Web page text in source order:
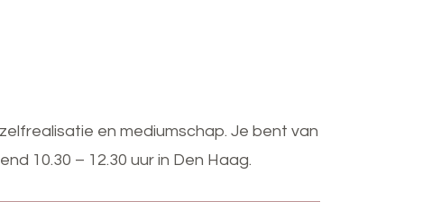
en mediumschap. Je bent van
10.30 – 12.30 uur in Den Haag.